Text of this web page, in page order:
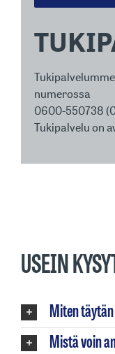
numerossa
0600-550738
Tukipalvelu on
USEIN
Miten
Mistä voin